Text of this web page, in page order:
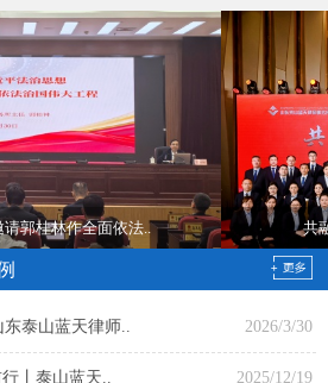
郭桂林作全面依法.. 共
2026/3/30
泰山蓝天律师..
2025/12/19
丨泰山蓝天..